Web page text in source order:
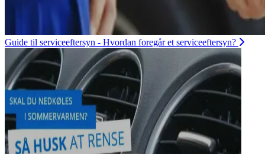
Guide til serviceeftersyn - Hvordan foregår et serviceeftersyn?